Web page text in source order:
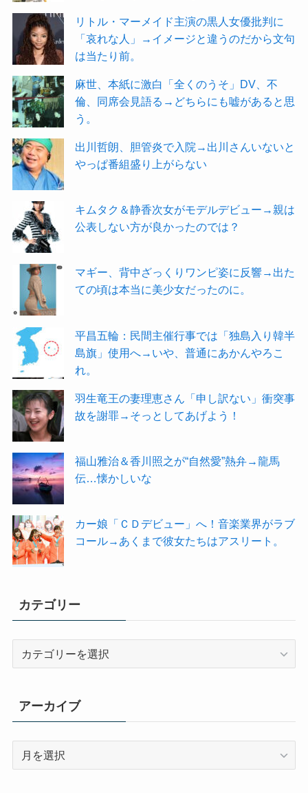
リトル・マーメイド主演の黒人女優批判に
「哀れな人」→イメージと違うのだから文句
は当たり前。
麻世、本紙に激白「全くのうそ」DV、不
倫、同席会見語る→どちらにも嘘があると思
う。
出川哲朗、胆管炎で入院→出川さんいないと
やっぱ番組盛り上がらない
キムタク＆静香次女がモデルデビュー→親は
公表しない方が良かったのでは？
マギー、背中ざっくりワンピ姿に反響→出た
ての頃は本当に美少女だったのに。
平昌五輪：民間主催行事では「独島入り韓半
島旗」使用へ→いや、普通にあかんやろこ
れ。
羽生竜王の妻理恵さん「申し訳ない」衝突事
故を謝罪→そっとしてあげよう！
福山雅治＆香川照之が“自然愛”熱弁→龍馬
伝…懐かしいな
カー娘「ＣＤデビュー」へ！音楽業界がラブ
コール→あくまで彼女たちはアスリート。
カテゴリー
リ
ー
アーカイブ